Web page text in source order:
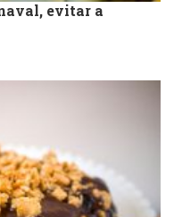
evitar a